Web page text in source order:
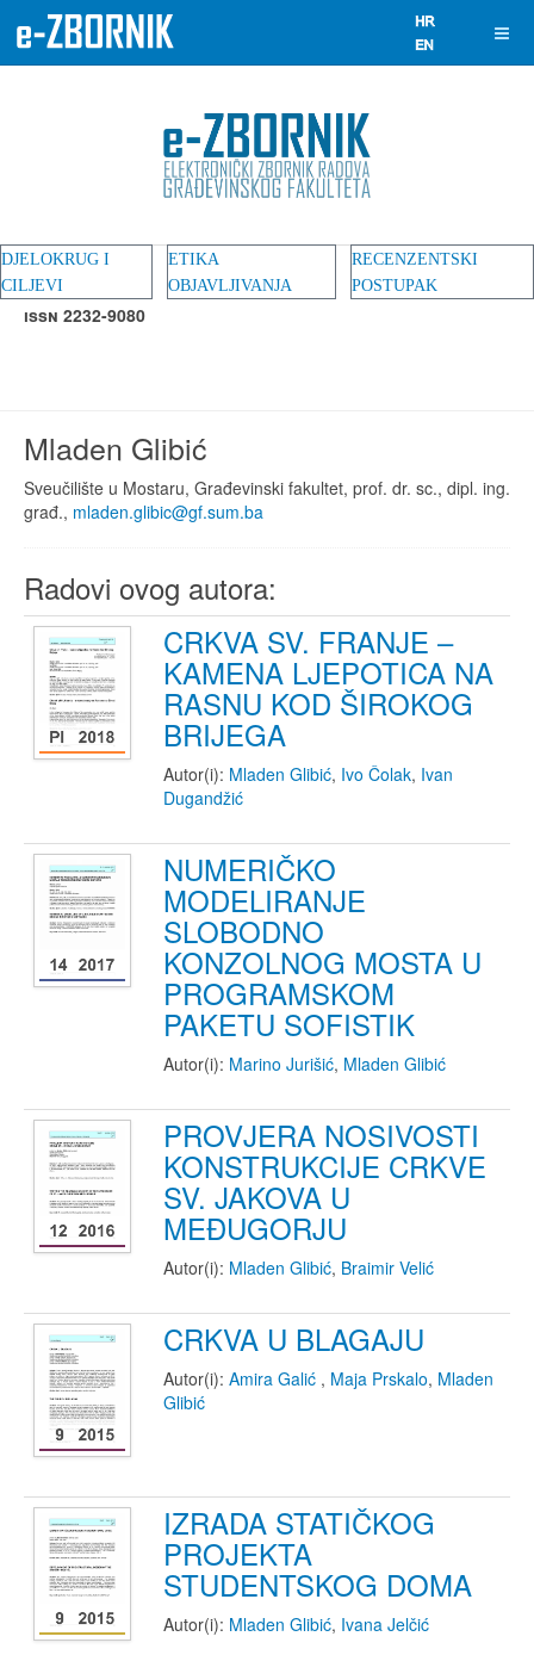
DJELOKRUG I
CILJEVI
ETIKA
OBJAVLJIVANJA
RECENZENTSKI
POSTUPAK
ISSN 2232-9080
Mladen Glibić
Sveučilište u Mostaru, Građevinski fakultet, prof. dr. sc., dipl. ing.
građ., mladen.glibic@gf.sum.ba
Radovi ovog autora:
CRKVA SV. FRANJE –
KAMENA LJEPOTICA NA
RASNU KOD ŠIROKOG
BRIJEGA
Autor(i): Mladen Glibić, Ivo Čolak, Ivan
Dugandžić
NUMERIČKO
MODELIRANJE
SLOBODNO
KONZOLNOG MOSTA U
PROGRAMSKOM
PAKETU SOFISTIK
Autor(i): Marino Jurišić, Mladen Glibić
PROVJERA NOSIVOSTI
KONSTRUKCIJE CRKVE
SV. JAKOVA U
MEĐUGORJU
Autor(i): Mladen Glibić, Braimir Velić
CRKVA U BLAGAJU
Autor(i): Amira Galić , Maja Prskalo, Mladen
Glibić
IZRADA STATIČKOG
PROJEKTA
STUDENTSKOG DOMA
Autor(i): Mladen Glibić, Ivana Jelčić